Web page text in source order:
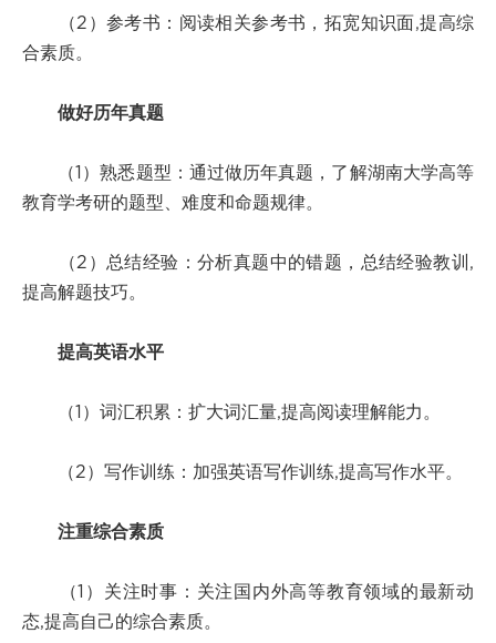
（2）参考书：阅读相关参考书，拓宽知识面,提高综
合素质。
做好历年真题
（1）熟悉题型：通过做历年真题，了解湖南大学高等
教育学考研的题型、难度和命题规律。
（2）总结经验：分析真题中的错题，总结经验教训,
提高解题技巧。
提高英语水平
（1）词汇积累：扩大词汇量,提高阅读理解能力。
（2）写作训练：加强英语写作训练,提高写作水平。
注重综合素质
（1）关注时事：关注国内外高等教育领域的最新动
态,提高自己的综合素质。